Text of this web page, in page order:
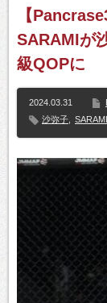
【
SARAMIが
級QOPに
2024.03.31
沙弥子
SARAMI